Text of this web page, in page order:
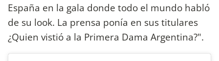
España en la gala donde todo el mundo habló
de su look. La prensa ponía en sus titulares
¿Quien vistió a la Primera Dama Argentina?".